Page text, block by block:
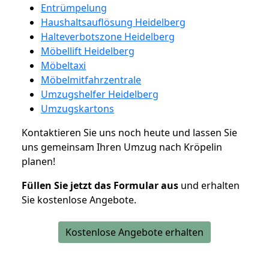
Entrümpelung
Haushaltsauflösung Heidelberg
Halteverbotszone Heidelberg
Möbellift Heidelberg
Möbeltaxi
Möbelmitfahrzentrale
Umzugshelfer Heidelberg
Umzugskartons
Kontaktieren Sie uns noch heute und lassen Sie
uns gemeinsam Ihren Umzug nach Kröpelin
planen!
Füllen Sie jetzt das Formular aus und erhalten
Sie kostenlose Angebote.
Kostenlose Angebote erhalten